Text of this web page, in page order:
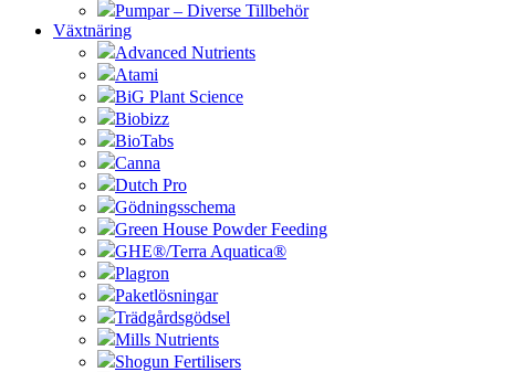
Pumpar – Diverse Tillbehör
Växtnäring
Advanced Nutrients
Atami
BiG Plant Science
Biobizz
BioTabs
Canna
Dutch Pro
Gödningsschema
Green House Powder Feeding
GHE®/Terra Aquatica®
Plagron
Paketlösningar
Trädgårdsgödsel
Mills Nutrients
Shogun Fertilisers